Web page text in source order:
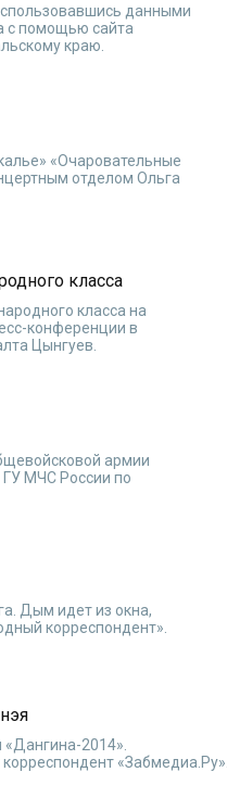
данными
с помощью сайта
краю.
«Очаровательные
отделом Ольга
класса
класса на
конференции в
Цынгуев.
армии
ГУ МЧС России по
Дым идет из окна,
корреспондент».
2014».
«Забмедиа.Ру».